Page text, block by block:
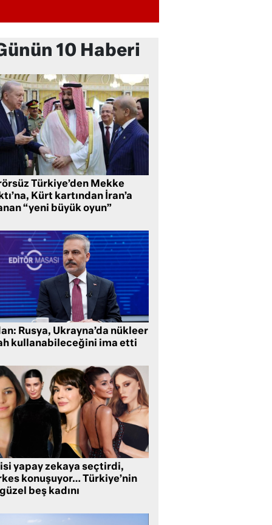
10 Haberi
Türkiye’den Mekke
Kürt kartından İran’a
“yeni büyük oyun”
Rusya, Ukrayna’da nükleer
kullanabileceğini ima etti
yapay zekaya seçtirdi,
konuşuyor… Türkiye’nin
beş kadını